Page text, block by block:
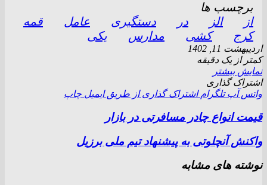
برچسب ها
از
الز در دستگیری عامل
قمه
کرج
کشی مدارس یکی
اردیبهشت 11, 1402
کمتر از یک دقیقه
نمایش بیشتر
اشتراک گذاری
واتس آپ تلگرام اشتراک گذاری از طریق ایمیل چاپ
قیمت انواع چادر مسافرتی در بازار
واکنش آنچلوتی به پیشنهاد تیم ملی برزیل
نوشته های مشابه